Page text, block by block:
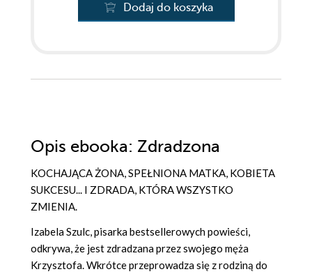
Dodaj do koszyka
Opis ebooka: Zdradzona
KOCHAJĄCA ŻONA, SPEŁNIONA MATKA, KOBIETA
SUKCESU... I ZDRADA, KTÓRA WSZYSTKO
ZMIENIA.
Izabela Szulc, pisarka bestsellerowych powieści,
odkrywa, że jest zdradzana przez swojego męża
Krzysztofa. Wkrótce przeprowadza się z rodziną do